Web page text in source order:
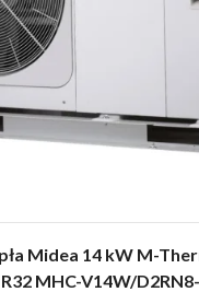
Midea 14 kW M-
MHC-V14W/